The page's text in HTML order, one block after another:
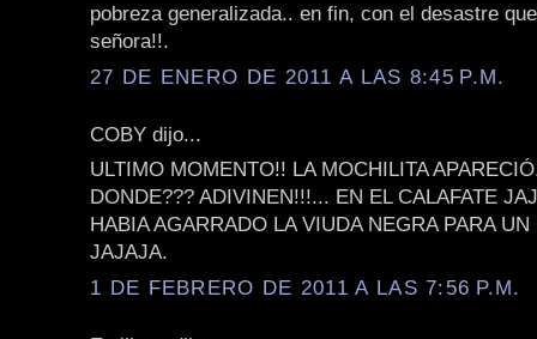
pobreza generalizada.. en fin, con el desastre
señora!!.
27 DE ENERO DE 2011 A LAS 8:45 P.M.
COBY dijo...
ULTIMO MOMENTO!! LA MOCHILITA
DONDE??? ADIVINEN!!!... EN EL CALAFATE
HABIA AGARRADO LA VIUDA NEGRA PARA
JAJAJA.
1 DE FEBRERO DE 2011 A LAS 7:56 P.M.